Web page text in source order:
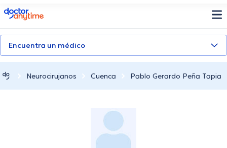
doctoranytime
Encuentra un médico
Neurocirujanos Cuenca Pablo Gerardo Peña Tapia